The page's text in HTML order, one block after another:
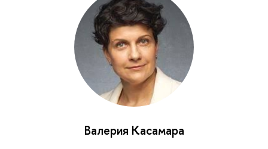
Валерия Касамара